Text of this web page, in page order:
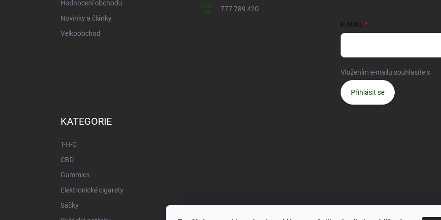
Hodnocení obchodu
Novinky a články
Velkoobchod
777 789 420
E-MAIL
Vložením e-mailu souhlasíte s
Přihlásit se
KATEGORIE
T-H-C
CBD
Gummies
Elektronické cigarety
Sáčky